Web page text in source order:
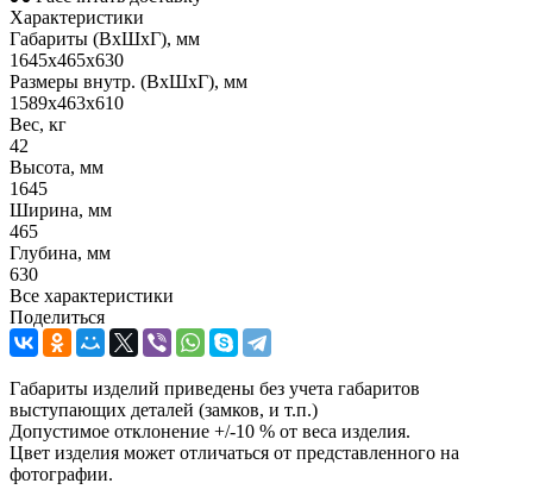
Характеристики
Габариты (ВxШxГ), мм
1645x465x630
Размеры внутр. (ВxШxГ), мм
1589x463x610
Вес, кг
42
Высота, мм
1645
Ширина, мм
465
Глубина, мм
630
Все характеристики
Поделиться
Габариты изделий приведены без учета габаритов
выступающих деталей (замков, и т.п.)
Допустимое отклонение +/-10 % от веса изделия.
Цвет изделия может отличаться от представленного на
фотографии.